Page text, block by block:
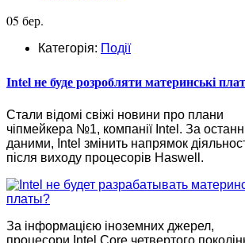
05 бер.
Категорія: Події
Intel не буде розробляти материнські
Стали відомі свіжі новини про плани
чіпмейкера №1, компанії Intel. За
даними, Intel змінить напрямок
після виходу процесорів Haswell.
За інформацією іноземних джерел,
процесори Intel Core четвертого